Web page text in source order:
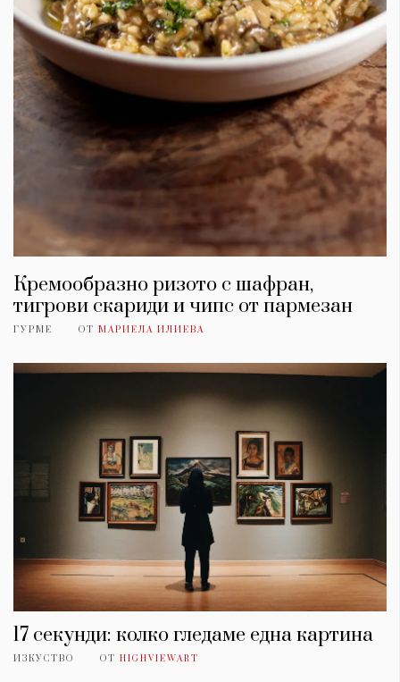
Кремообразно ризото с шафран,
тигрови скариди и чипс от пармезан
ГУРМЕ ОТ МАРИЕЛА ИЛИЕВА
17 секунди: колко гледаме една картина
ИЗКУСТВО ОТ HIGHVIEWART